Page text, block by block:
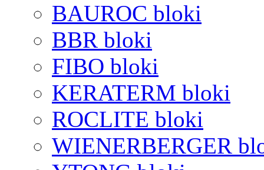
BAUROC bloki
BBR bloki
FIBO bloki
KERATERM bloki
ROCLITE bloki
WIENERBERGER